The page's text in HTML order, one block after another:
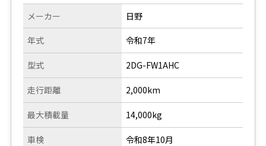
メーカー
年式
型式
走行距離
日野
令和7年
2DG-FW1AHC
2,000km
最大積載量
車検
14,000kg
令和8年10月